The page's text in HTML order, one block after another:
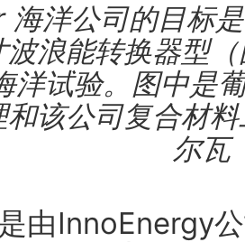
海洋公司的目标
波浪能转换器型
洋试验。图中是
和该公司复合材
尔瓦
由InnoEnergy